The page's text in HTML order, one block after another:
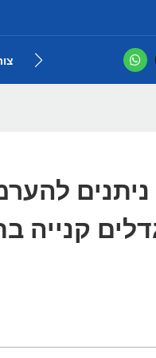
סרטון מוצר
ניתנים
קנייה